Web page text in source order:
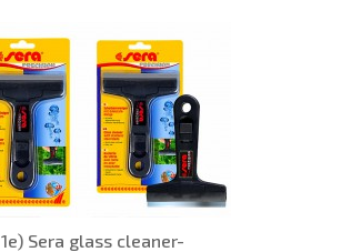
1е) Sera glass cleaner-